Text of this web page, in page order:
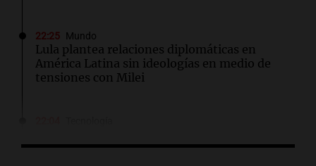
22:25 Mundo
Lula plantea relaciones diplomáticas en
América Latina sin ideologías en medio de
tensiones con Milei
X tras un año en el cargo